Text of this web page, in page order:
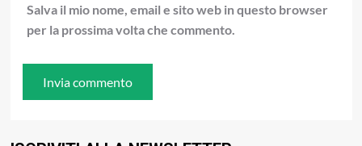
Salva il mio nome, email e sito web in questo browser
per la prossima volta che commento.